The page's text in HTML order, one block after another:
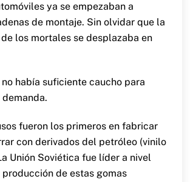
ya se empezaban a
de montaje. Sin olvidar que la
los mortales se desplazaba en
había suficiente caucho para
fueron los primeros en fabricar
con derivados del petróleo (vinilo
Unión Soviética fue líder a nivel
de estas gomas